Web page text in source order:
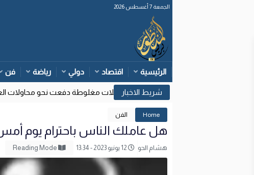
الجمعة 7 أغسطس 2026
الرئيسية اقتصاد دولي رياضة فن
الداخلية: قرارات قضائية إسبانية وتأويلات مغلوطة دفعت نحو محاولات
Home الفن
هل عاملك الناس باحترام يوم
هشام الحو